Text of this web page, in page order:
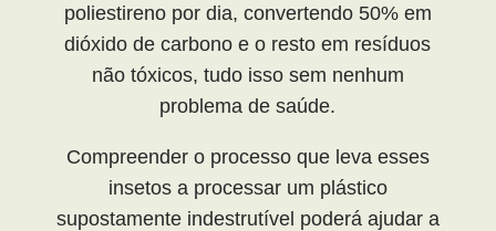
poliestireno por dia, convertendo 50% em
dióxido de carbono e o resto em resíduos
não tóxicos, tudo isso sem nenhum
problema de saúde.
Compreender o processo que leva esses
insetos a processar um plástico
supostamente indestrutível poderá ajudar a